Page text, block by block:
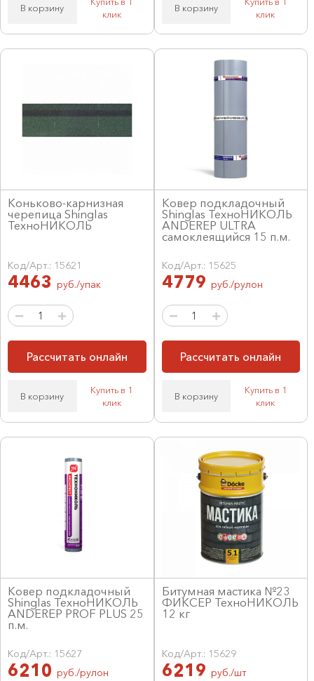
В корзину
клик
В корзину
клик
Коньково-карнизная
черепица Shinglas
ТехноНИКОЛЬ
Код/Арт.: 15621
4463 руб./упак
Рассчитать онлайн
В корзину
Купить в 1
клик
Ковер подкладочный
Shinglas ТехноНИКОЛЬ
ANDEREP ULTRA
самоклеящийся 15 п.м.
Код/Арт.: 15625
4779 руб./рулон
Рассчитать онлайн
В корзину
Купить в 1
клик
Ковер подкладочный
Shinglas ТехноНИКОЛЬ
ANDEREP PROF PLUS 25
п.м.
Код/Арт.: 15627
6210 руб./рулон
Битумная мастика №23
ФИКСЕР ТехноНИКОЛЬ
12 кг
Код/Арт.: 15629
6219 руб./шт